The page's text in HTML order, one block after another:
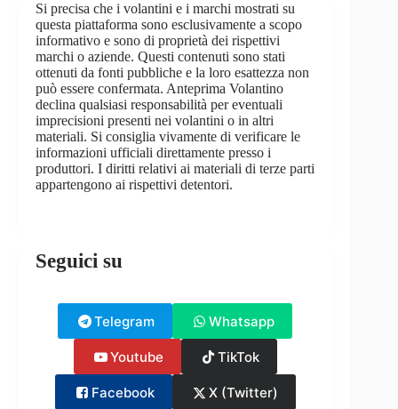
Si precisa che i volantini e i marchi mostrati su
questa piattaforma sono esclusivamente a scopo
informativo e sono di proprietà dei rispettivi
marchi o aziende. Questi contenuti sono stati
ottenuti da fonti pubbliche e la loro esattezza non
può essere confermata. Anteprima Volantino
declina qualsiasi responsabilità per eventuali
imprecisioni presenti nei volantini o in altri
materiali. Si consiglia vivamente di verificare le
informazioni ufficiali direttamente presso i
produttori. I diritti relativi ai materiali di terze parti
appartengono ai rispettivi detentori.
Seguici su
Telegram Whatsapp
Youtube TikTok
Facebook X (Twitter)